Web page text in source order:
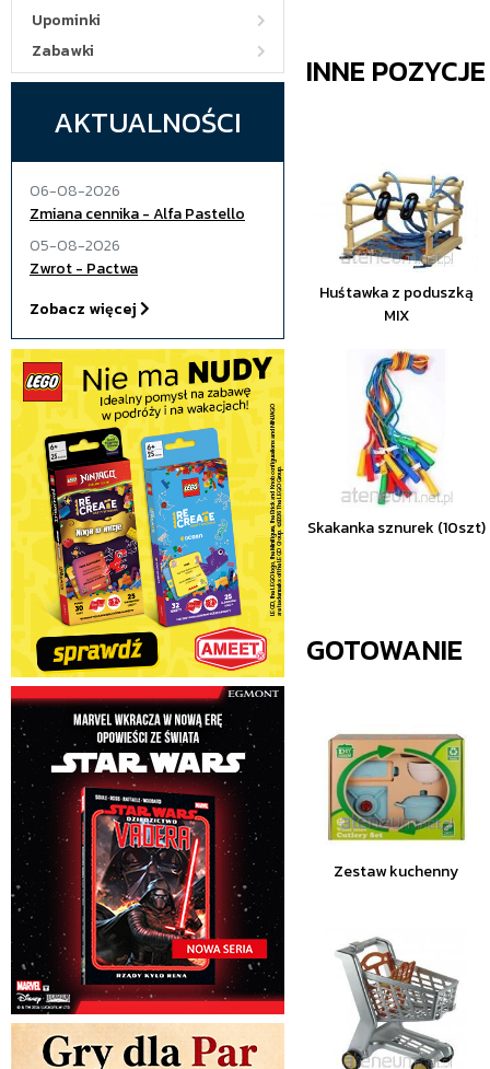
Upominki
Zabawki
AKTUALNOŚCI
06-08-2026
Zmiana cennika - Alfa Pastello
05-08-2026
Zwrot - Pactwa
Zobacz więcej
INNE
Huśtawka z poduszką
MIX
Skakanka sznurek (10szt)
GOTOWANIE
Zestaw kuchenny